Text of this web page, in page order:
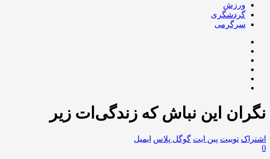
ورزش
گردشگری
سرگرمی
نگران این نباش که زندگی‌ات زیر
اشتراک توییت پین ایت گوگل‌ پلاس ایمیل
0